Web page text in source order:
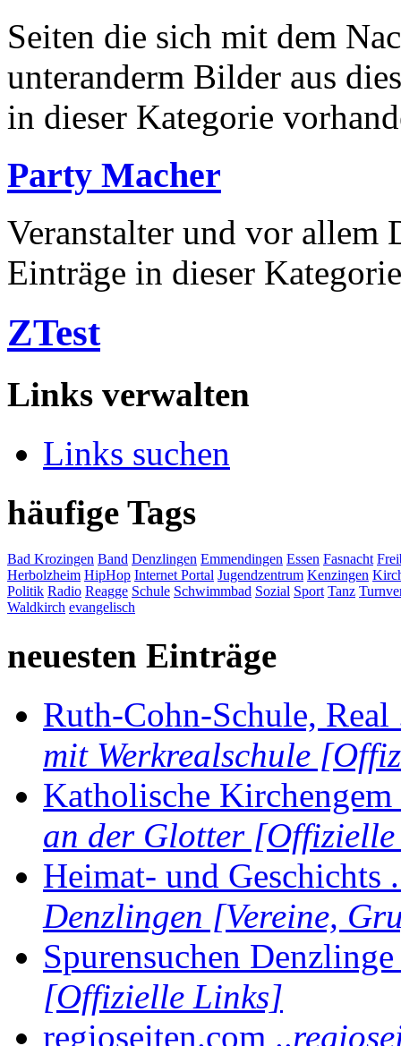
Seiten die sich mit dem
unteranderm Bilder aus
in dieser Kategorie
Party Macher
Veranstalter und vor allem
Einträge in dieser
ZTest
Links verwalten
Links suchen
häufige Tags
Bad Krozingen Band Denzlingen Emmendingen Essen Fasnacht
Herbolzheim HipHop Internet Portal Jugendzentrum Kenzingen
Politik Radio Reagge Schule Schwimmbad Sozial Sport Tanz
Waldkirch evangelisch
neuesten Einträge
Ruth-Cohn-Schule, Real
mit Werkrealschule
Katholische Kirchengem
an der Glotter
Heimat- und Geschichts
Denzlingen [Vereine,
Spurensuchen
[Offizielle Links]
regioseiten.com ..